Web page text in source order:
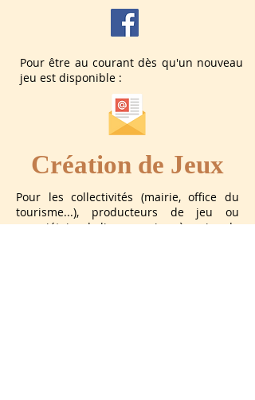
Pour être au courant dès qu'un nouveau
jeu est disponible :
Création de Jeux
Pour les collectivités (mairie, office du
tourisme...), producteurs de jeu ou
propriétaire de lieux propices à un jeu de